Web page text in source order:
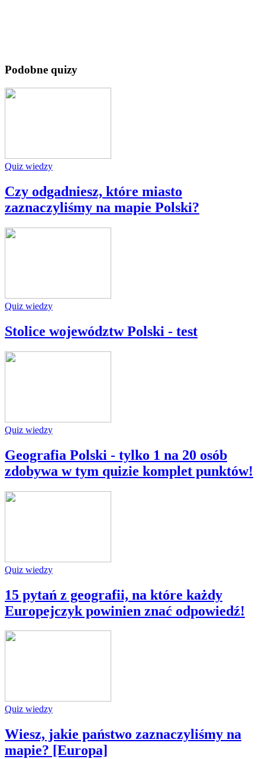
Podobne quizy
Quiz wiedzy
Czy odgadniesz, które miasto
zaznaczyliśmy na mapie Polski?
Quiz wiedzy
Stolice województw Polski - test
Quiz wiedzy
Geografia Polski - tylko 1 na 20 osób
zdobywa w tym quizie komplet punktów!
Quiz wiedzy
15 pytań z geografii, na które każdy
Europejczyk powinien znać odpowiedź!
Quiz wiedzy
Wiesz, jakie państwo zaznaczyliśmy na
mapie? [Europa]